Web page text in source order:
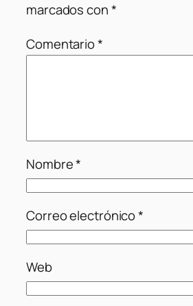
marcados con*
Comentario*
Nombre*
Correo electrónico*
Web